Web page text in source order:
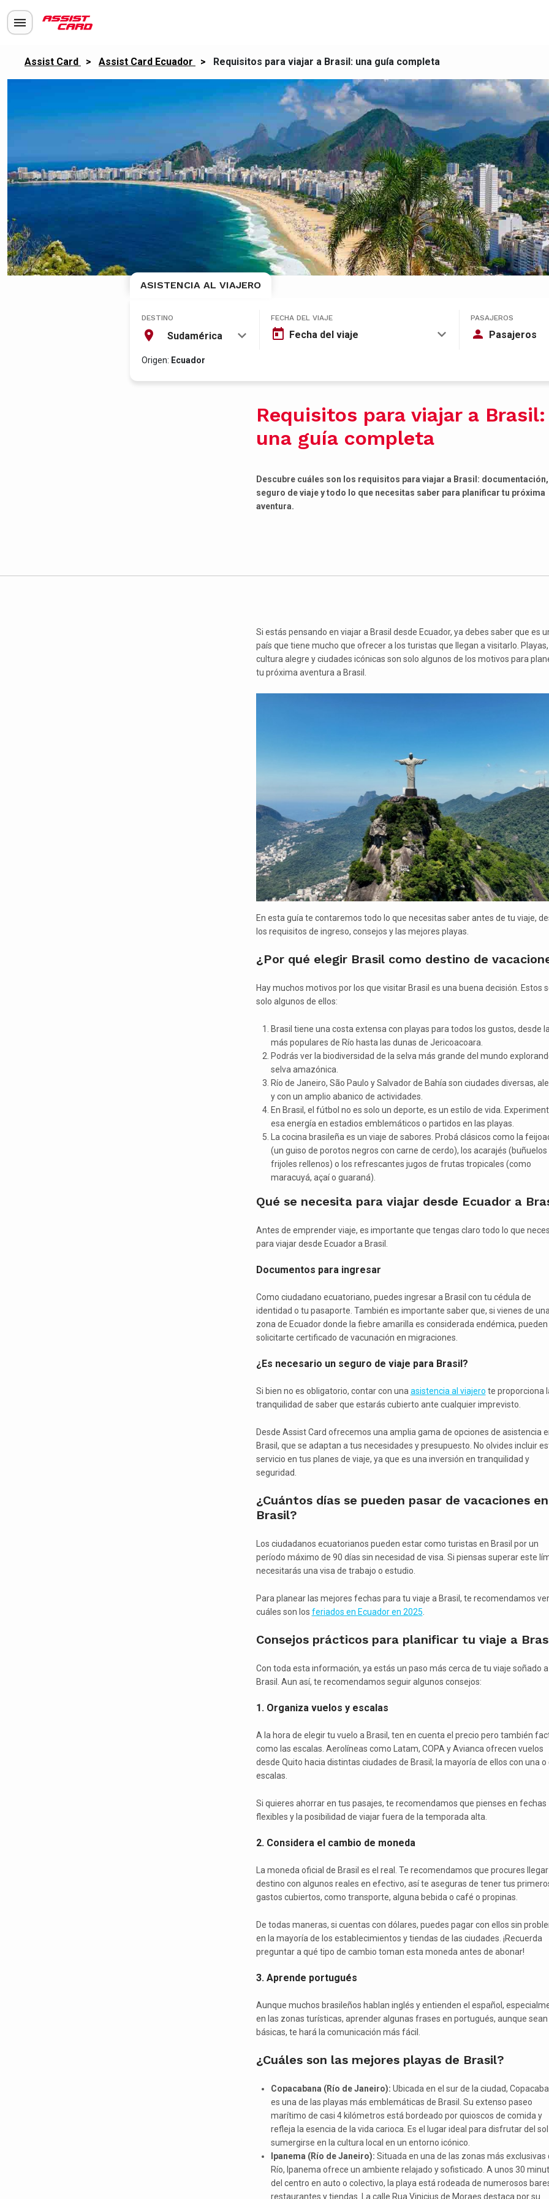
Assist Card > Assist Card Ecuador > Requisitos para viajar a Brasil: una guía completa
ASISTENCIA AL VIAJERO
DESTINO
Sudamérica
FECHA DEL VIAJE
Fecha del viaje
PASAJEROS
Pasajeros
Origen: Ecuador
Requisitos para viajar a Brasil:
una guía completa
Descubre cuáles son los requisitos para viajar a Brasil: documentación,
seguro de viaje y todo lo que necesitas saber para planificar tu próxima
aventura.
Si estás pensando en viajar a Brasil desde Ecuador, ya debes saber que es
país que tiene mucho que ofrecer a los turistas que llegan a visitarlo.
cultura alegre y ciudades icónicas son solo algunos de los motivos para
tu próxima aventura a Brasil.
En esta guía te contaremos todo lo que necesitas saber antes de tu viaje,
los requisitos de ingreso, consejos y las mejores playas.
¿Por qué elegir Brasil como destino de
Hay muchos motivos por los que visitar Brasil es una buena decisión. Estos
solo algunos de ellos:
Brasil tiene una costa extensa con playas para todos los gustos, desde
más populares de Río hasta las dunas de Jericoacoara.
Podrás ver la biodiversidad de la selva más grande del mundo
selva amazónica.
Río de Janeiro, São Paulo y Salvador de Bahía son ciudades diversas,
y con un amplio abanico de actividades.
En Brasil, el fútbol no es solo un deporte, es un estilo de vida.
esa energía en estadios emblemáticos o partidos en las playas.
La cocina brasileña es un viaje de sabores. Probá clásicos como la
(un guiso de porotos negros con carne de cerdo), los acarajés (buñuelos
frijoles rellenos) o los refrescantes jugos de frutas tropicales (como
maracuyá, açaí o guaraná).
Qué se necesita para viajar desde Ecuador a
Antes de emprender viaje, es importante que tengas claro todo lo que
para viajar desde Ecuador a Brasil.
Documentos para ingresar
Como ciudadano ecuatoriano, puedes ingresar a Brasil con tu cédula de
identidad o tu pasaporte. También es importante saber que, si vienes de una
zona de Ecuador donde la fiebre amarilla es considerada endémica, pueden
solicitarte certificado de vacunación en migraciones.
¿Es necesario un seguro de viaje para Brasil?
Si bien no es obligatorio, contar con unaasistencia al viajero te proporciona
tranquilidad de saber que estarás cubierto ante cualquier imprevisto.
Desde Assist Card ofrecemos una amplia gama de opciones de asistencia
Brasil, que se adaptan a tus necesidades y presupuesto. No olvides incluir
servicio en tus planes de viaje, ya que es una inversión en tranquilidad y
seguridad.
¿Cuántos días se pueden pasar de vacaciones en
Brasil?
Los ciudadanos ecuatorianos pueden estar como turistas en Brasil por un
período máximo de 90 días sin necesidad de visa. Si piensas superar este
necesitarás una visa de trabajo o estudio.
Para planear las mejores fechas para tu viaje a Brasil, te recomendamos ver
cuáles son los feriados en Ecuador en 2025
Consejos prácticos para planificar tu viaje a
Con toda esta información, ya estás un paso más cerca de tu viaje soñado a
Brasil. Aun así, te recomendamos seguir algunos consejos:
1. Organiza vuelos y escalas
A la hora de elegir tu vuelo a Brasil, ten en cuenta el precio pero también
como las escalas. Aerolíneas como Latam, COPA y Avianca ofrecen vuelos
desde Quito hacia distintas ciudades de Brasil; la mayoría de ellos con una o
escalas.
Si quieres ahorrar en tus pasajes, te recomendamos que pienses en fechas
flexibles y la posibilidad de viajar fuera de la temporada alta.
2. Considera el cambio de moneda
La moneda oficial de Brasil es el real. Te recomendamos que procures
destino con algunos reales en efectivo, así te aseguras de tener tus
gastos cubiertos, como transporte, alguna bebida o café o propinas.
De todas maneras, si cuentas con dólares, puedes pagar con ellos sin
en la mayoría de los establecimientos y tiendas de las ciudades. ¡Recuerda
preguntar a qué tipo de cambio toman esta moneda antes de abonar!
3. Aprende portugués
Aunque muchos brasileños hablan inglés y entienden el español,
en las zonas turísticas, aprender algunas frases en portugués, aunque sean
básicas, te hará la comunicación más fácil.
¿Cuáles son las mejores playas de Brasil?
Copacabana (Río de Janeiro): Ubicada en el sur de la ciudad,
es una de las playas más emblemáticas de Brasil. Su extenso paseo
marítimo de casi 4 kilómetros está bordeado por quioscos de comida y
refleja la esencia de la vida carioca. Es el lugar ideal para disfrutar del
sumergirse en la cultura local en un entorno icónico.
Ipanema (Río de Janeiro): Situada en una de las zonas más exclusivas
Río, Ipanema ofrece un ambiente relajado y sofisticado. A unos 30
del centro en auto o colectivo, la playa está rodeada de numerosos
restaurantes y tiendas. La calle Rua Vinicius de Moraes destaca por su